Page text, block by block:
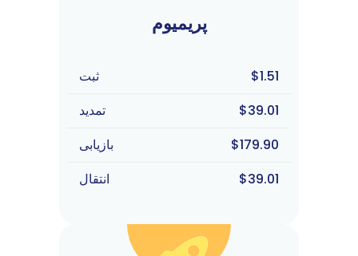
پریمیوم
$1.51
ثبت
$39.01
تمدید
$179.90
بازیابی
$39.01
انتقال